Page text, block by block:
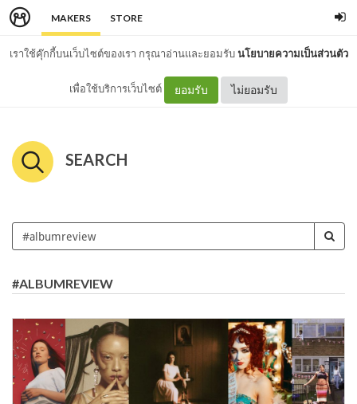
MAKERS STORE
เราใช้คุ๊กกี้บนเว็บไซต์ของเรา กรุณาอ่านและยอมรับนโยบายความเป็นส่วนตัว
เพื่อใช้บริการเว็บไซต์ ยอมรับ ไม่ยอมรับ
SEARCH
#ALBUMREVIEW